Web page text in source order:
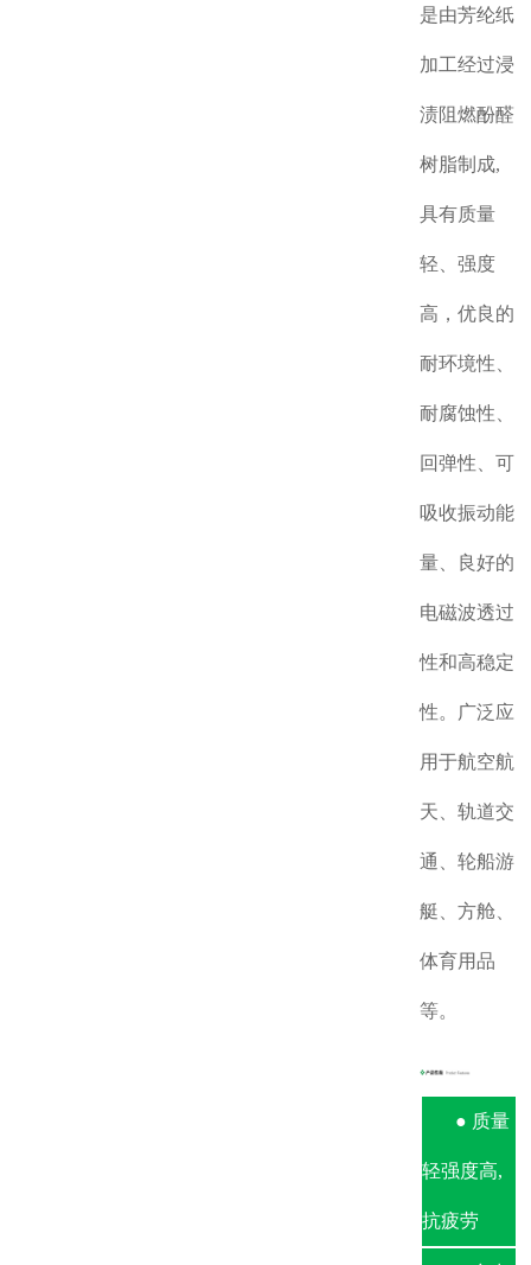
是由芳纶纸
加工经过浸
渍阻燃酚醛
树脂制成,
具有质量
轻、强度
高，优良的
耐环境性、
耐腐蚀性、
回弹性、可
吸收振动能
量、良好的
电磁波透过
性和高稳定
性。广泛应
用于航空航
天、轨道交
通、轮船游
艇、方舱、
体育用品
等。
● 质量
轻强度高,
抗疲劳